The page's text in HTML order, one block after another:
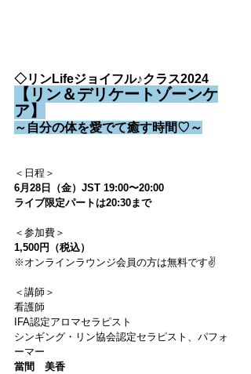
◇リンLifeジョイフル♪クラス2024
【リン＆デリケートゾーンケ
ア】
～自分の体を愛でて癒す時間♡～
＜日程＞
6月28日（金）JST 19:00〜20:00
ライブ限定パートは20:30まで
＜参加費＞
1,500円（税込）
※オンラインラウンジ会員の方は無料です✌️
＜講師＞
看護師
IFA認定アロマセラピスト
シンギング・リン協会認定セラピスト、パフォ
ーマー
當間　美香